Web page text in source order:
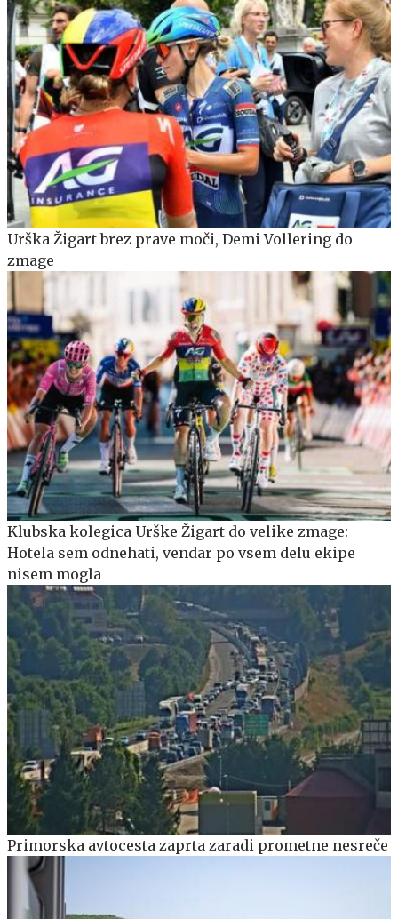
Urška Žigart brez prave moči, Demi Vollering do
zmage
Klubska kolegica Urške Žigart do velike zmage:
Hotela sem odnehati, vendar po vsem delu ekipe
nisem mogla
Primorska avtocesta zaprta zaradi prometne nesreče